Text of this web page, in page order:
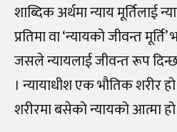
शाब्दिक अर्थमा न्याय मूर्तिलाई
प्रतिमा वा ‘न्यायको जीवन्त
जसले न्यायलाई जीवन्त रूप दिन्छ,
। न्यायाधीश एक भौतिक शरीर हो
शरीरमा बसेको न्यायको आत्मा हो